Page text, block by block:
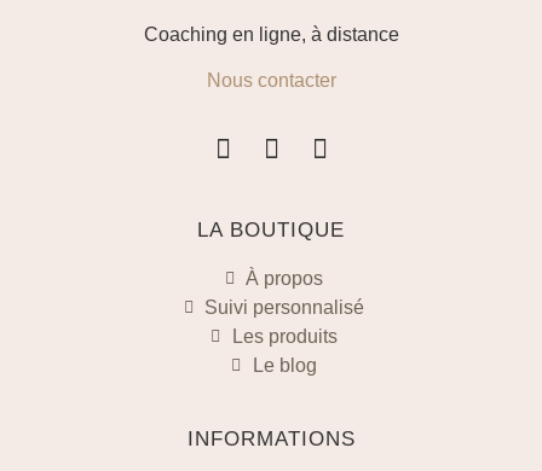
Coaching en ligne, à distance
Nous contacter
LA BOUTIQUE
À propos
Suivi personnalisé
Les produits
Le blog
INFORMATIONS